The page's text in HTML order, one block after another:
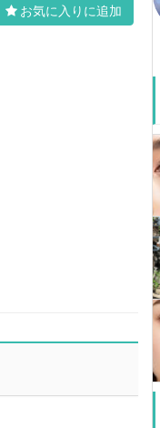
お気に入りに追加